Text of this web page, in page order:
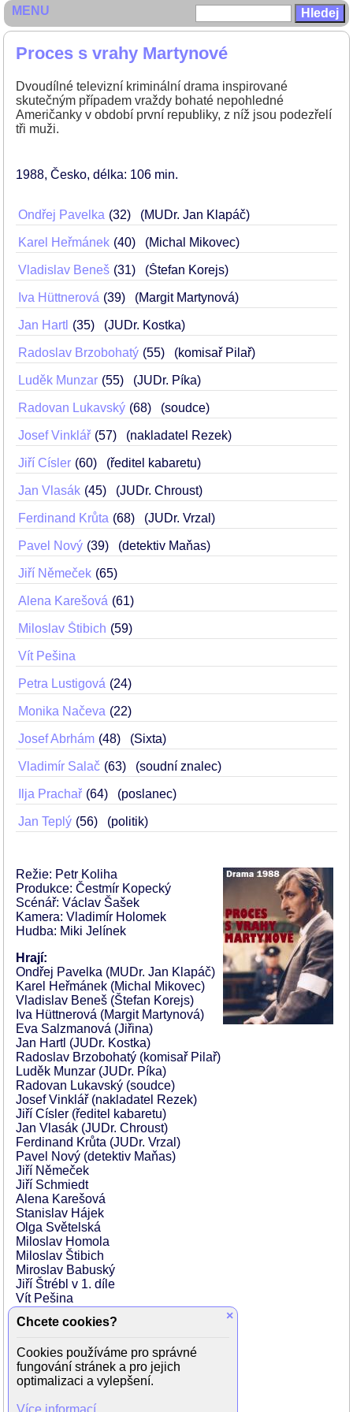
Proces s vrahy Martynové
Dvoudílné televizní kriminální drama inspirované
skutečným případem vraždy bohaté nepohledné
Američanky v období první republiky, z níž jsou podezřelí
tři muži.
1988 Česko délka: 106 min
Ondřej Pavelka 32 (MUDr. Jan Klapáč)
Karel Heřmánek 40 (Michal Mikovec)
Vladislav Beneš 31 (Štefan Korejs)
Iva Hüttnerová 39 (Margit Martynová)
Jan Hartl 35 (JUDr. Kostka)
Radoslav Brzobohatý 55 (komisař Pilař)
Luděk Munzar 55 (JUDr. Píka)
Radovan Lukavský 68 (soudce)
Josef Vinklář 57 (nakladatel Rezek)
Jiří Císler 60 (ředitel kabaretu)
Jan Vlasák 45 (JUDr. Chroust)
Ferdinand Krůta 68 (JUDr. Vrzal)
Pavel Nový 39 (detektiv Maňas)
Jiří Němeček 65
Alena Karešová 61
Miloslav Štibich 59
Vít Pešina
Petra Lustigová 24
Monika Načeva 22
Josef Abrhám 48 (Sixta)
Vladimír Salač 63 (soudní znalec)
Ilja Prachař 64 (poslanec)
Jan Teplý 56 (politik)
Režie: Petr Koliha
Produkce: Čestmír Kopecký
Scénář: Václav Šašek
Kamera: Vladimír Holomek
Hudba: Miki Jelínek
Hrají:
Ondřej Pavelka (MUDr. Jan Klapáč)
Karel Heřmánek (Michal Mikovec)
Vladislav Beneš (Štefan Korejs)
Iva Hüttnerová (Margit Martynová)
Eva Salzmanová (Jiřina)
Jan Hartl (JUDr. Kostka)
Radoslav Brzobohatý (komisař Pilař)
Luděk Munzar (JUDr. Píka)
Radovan Lukavský (soudce)
Josef Vinklář (nakladatel Rezek)
Jiří Císler (ředitel kabaretu)
Jan Vlasák (JUDr. Chroust)
Ferdinand Krůta (JUDr. Vrzal)
Pavel Nový (detektiv Maňas)
Jiří Němeček
Jiří Schmiedt
Alena Karešová
Stanislav Hájek
Olga Světelská
Miloslav Homola
Miloslav Štibich
Miroslav Babuský
Jiří Štrébl v 1. díle
Vít Pešina
Petra Lustigová
Kateřina Pavelková
Monika Načeva
Pavel Zvarič
MENU
×
Chcete cookies?
Cookies používáme pro správné
fungování stránek a pro jejich
optimalizaci a vylepšení.
Více informací